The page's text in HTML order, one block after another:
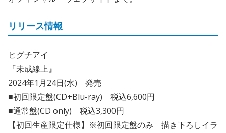
リリース情報
ヒグチアイ
『未成線上』
2024年1月24日(水) 発売
■初回限定盤(CD+Blu-ray) 税込6,600円
■通常盤(CD only) 税込3,300円
【初回生産限定仕様】※初回限定盤のみ 描き下ろしイラ